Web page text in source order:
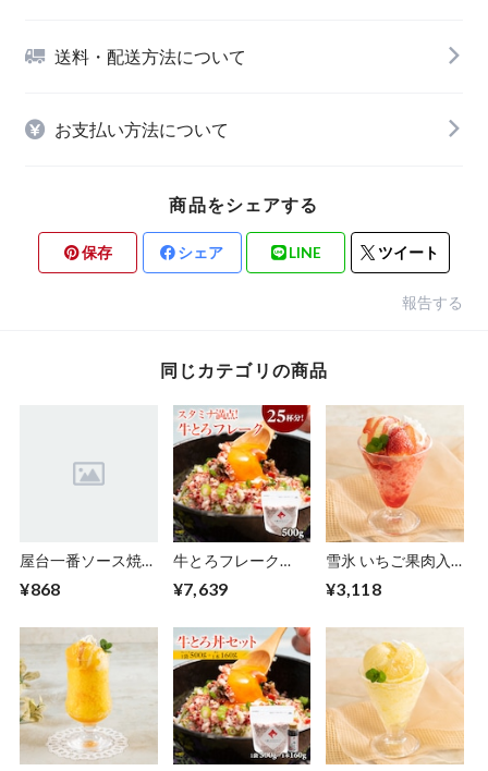
送料・配送方法について
お支払い方法について
商品をシェアする
保存 シェア LINE ツイート
報告する
同じカテゴリの商品
屋台一番ソース焼き
そば 220g×3食 トー
スイ【10020340】
¥868
牛とろフレーク
500g【11880001】
¥7,639
雪氷 いちご果肉入
り 100g×18食
【30400080】【冷
¥3,118